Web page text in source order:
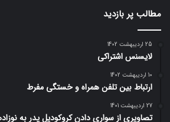
مطالب پر بازدید
25 اردیبهشت 1402
لایسنس اشتراکی
10 اردیبهشت 1402
ارتباط بین تلفن همراه و خستگی مفرط
27 اردیبهشت 1401
تصاویری از سواری دادن کروکودیل پدر به